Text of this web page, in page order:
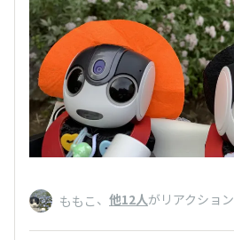
ももこ 、 他12人がリアクション